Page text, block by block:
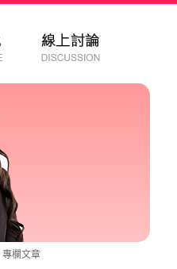
專欄文章